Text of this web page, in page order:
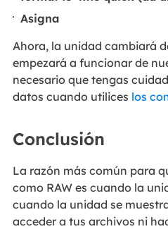
Asigna
Ahora, la unidad cambiará
empezará a funcionar de
necesario que tengas
datos cuando utilices los
Conclusión
La razón más común para
como RAW es cuando la
cuando la unidad se
acceder a tus archivos ni